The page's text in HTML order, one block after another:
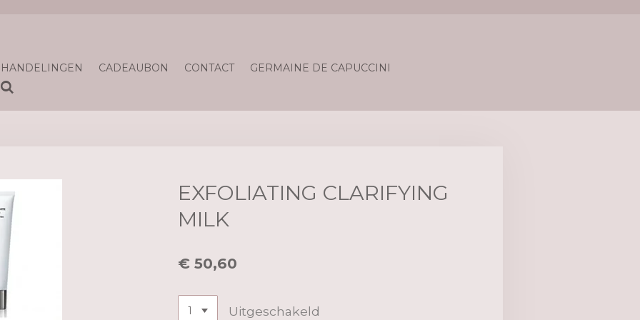
CADEAUBON CONTACT
GERMAINE DE CAPUCCINI
EXFOLIATING CLARIFYING
MILK
€ 50,60
Uitgeschakeld